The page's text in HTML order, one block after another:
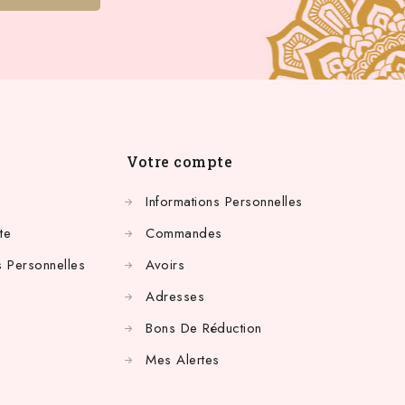
Personnelles
Votre compte
Informations Personnelles
Commandes
Avoirs
Adresses
Bons De Réduction
Mes Alertes